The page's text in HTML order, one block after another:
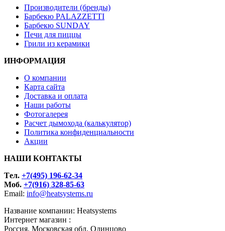
Производители (бренды)
Барбекю PALAZZETTI
Барбекю SUNDAY
Печи для пиццы
Грили из керамики
ИНФОРМАЦИЯ
О компании
Карта сайта
Доставка и оплата
Наши работы
Фотогалерея
Расчет дымохода (калькулятор)
Политика конфиденциальности
Акции
НАШИ КОНТАКТЫ
Tел. +7(495) 196-62-34
Моб. +7(916) 328-85-63
Email: info@heatsystems.ru
Название компании: Heatsystems
Интернет магазин :
Россия, Московская обл. Одинцово